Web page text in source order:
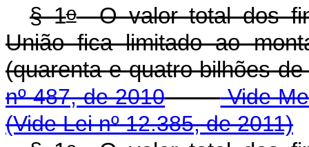
§ 1oO valor total dos
União fica limitado ao
(quarenta e quatro
nº 487, de 2010
Vide
(Vide Lei nº 12.385, de 2011)